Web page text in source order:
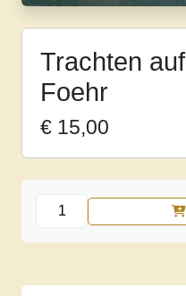
Trachten
Foehr
€ 15,00
Trachten
auf
der
Foehr